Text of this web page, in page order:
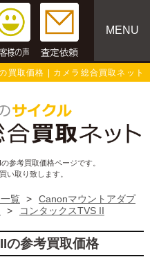
MENU
買取価格 | カメラ総合買取ネット
参考買取価格ページです。
い取り致します。
覧 >
Canonマウントアダプ
> コンタックスTVS II
の参考買取価格